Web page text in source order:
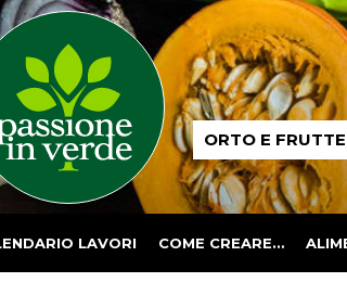
Passione
in ORTO E
LAVORI COME CREARE…